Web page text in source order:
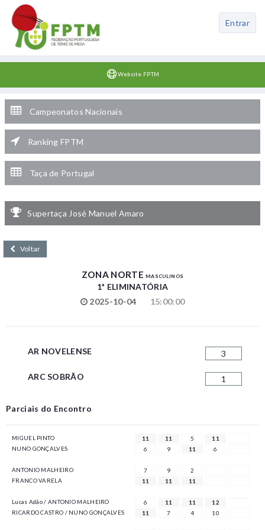
Website FPTM
Entrar
Campeonatos Nacionais
Ranking FPTM
Taça de Portugal
Supertaça José Manuel Amaro
Voltar
ZONA NORTEMASCULINOS
1ª ELIMINATÓRIA
2025-10-04
15:00:00
AR NOVELENSE 3
ARC SOBRÃO 1
Parciais do Encontro
MIGUEL PINTO 11 11 5
11
NUNO GONÇALVES
6 9 11 6
ANTONIO MALHEIRO 7 9
2
FRANCO VARELA
11 11 11
Lucas Adão / ANTONIO MALHEIRO 6 11 11
12
RICARDO CASTRO / NUNO GONÇALVES
11 7 4 10